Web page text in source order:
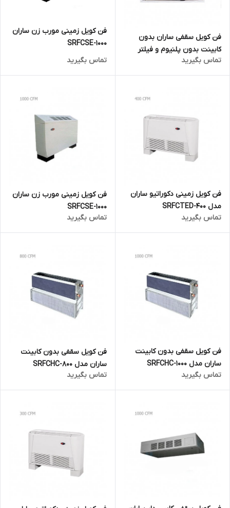
فن کویل سقفی ساران بدون
کابینت بدون پلنیوم و فیلتر
تماس بگیرید
فن کویل زمینی مورب زن ساران
SRFCSE-1000
تماس بگیرید
فن کویل زمینی دکوراتیو ساران
مدل 400-SRFCTED
تماس بگیرید
فن کویل زمینی مورب زن ساران
SRFCSE-1000
تماس بگیرید
فن کویل سقفی بدون کابینت
ساران مدل SRFCHC-1000
تماس بگیرید
فن کویل سقفی بدون کابینت
ساران مدل SRFCHC-800
تماس بگیرید